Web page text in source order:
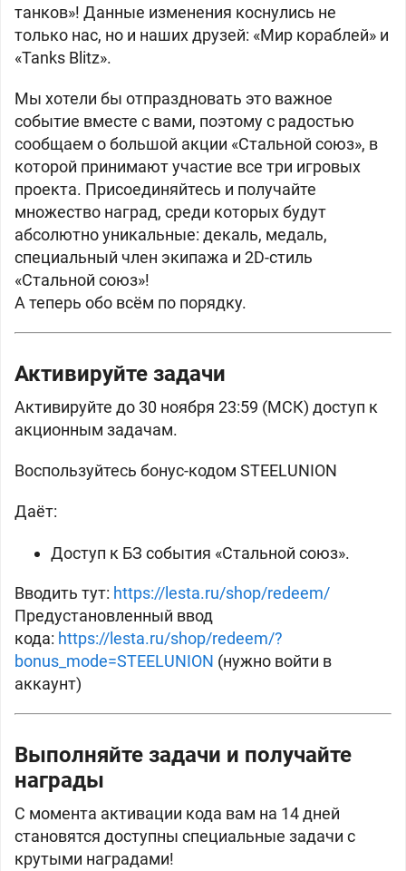
танков»! Данные изменения коснулись не
только нас, но и наших друзей: «Мир кораблей» и
«Tanks Blitz».
Мы хотели бы отпраздновать это важное
событие вместе с вами, поэтому с радостью
сообщаем о большой акции «Стальной союз», в
которой принимают участие все три игровых
проекта. Присоединяйтесь и получайте
множество наград, среди которых будут
абсолютно уникальные: декаль, медаль,
специальный член экипажа и 2D-стиль
«Стальной союз»!
А теперь обо всём по порядку.
Активируйте задачи
Активируйте до 30 ноября 23:59 (МСК) доступ к
акционным задачам.
Воспользуйтесь бонус-кодом STEELUNION
Даёт:
Доступ к БЗ события «Стальной союз».
Вводить тут: https://lesta.ru/shop/redeem/
Предустановленный ввод
кода: https://lesta.ru/shop/redeem/?
bonus_mode=STEELUNION (нужно войти в
аккаунт)
Выполняйте задачи и получайте
награды
С момента активации кода вам на 14 дней
становятся доступны специальные задачи с
крутыми наградами!